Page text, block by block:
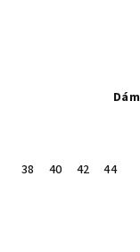
38
40 42
44